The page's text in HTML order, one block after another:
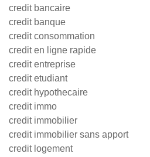
credit bancaire
credit banque
credit consommation
credit en ligne rapide
credit entreprise
credit etudiant
credit hypothecaire
credit immo
credit immobilier
credit immobilier sans apport
credit logement